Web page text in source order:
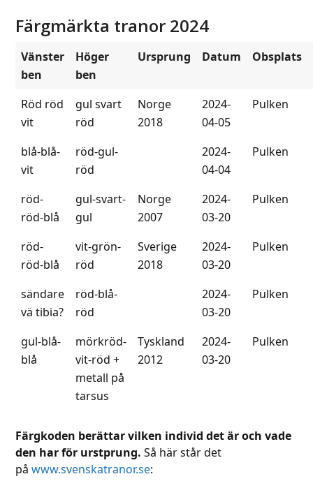
Färgmärkta tranor 2024
Vänster
ben
Höger
ben
Ursprung Datum Obsplats
Röd röd
vit
gul svart
röd
Norge
2018
2024-
04-05
Pulken
blå-blå-
vit
röd-gul-
röd
2024-
04-04
Pulken
röd-
röd-blå
gul-svart-
gul
Norge
2007
2024-
03-20
Pulken
röd-
röd-blå
vit-grön-
röd
Sverige
2018
2024-
03-20
Pulken
sändare
vä tibia?
röd-blå-
röd
2024-
03-20
Pulken
gul-blå-
blå
mörkröd-
vit-röd +
metall på
tarsus
Tyskland
2012
2024-
03-20
Pulken
Färgkoden berättar vilken individ det är och vade
den har för urstprung. Så här står det
påwww.svenskatranor.se: